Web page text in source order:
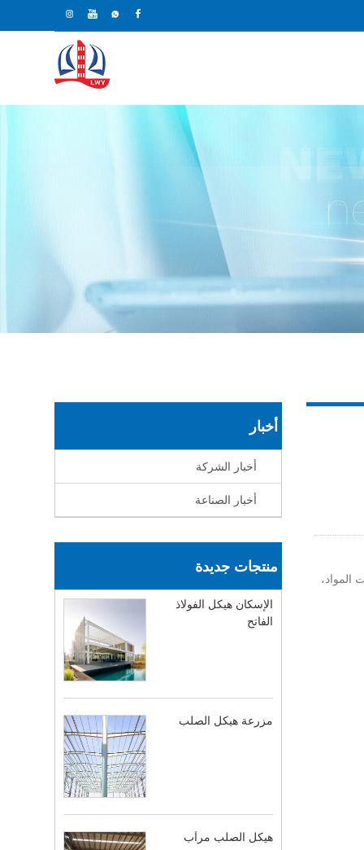
أخبار
أخبار الشركة
أخبار الصناعة
منتجات جديدة
الإسكان هيكل الفولاذ
الفاتح
مزرعة هيكل الصلب
هيكل الصلب مرآب
المواد،